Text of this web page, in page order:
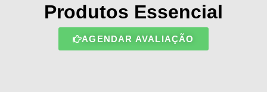
Produtos Essencial
AGENDAR AVALIAÇÃO